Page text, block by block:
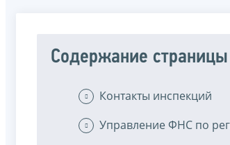
Содержание страницы
Контакты инспекций
Управление ФНС по